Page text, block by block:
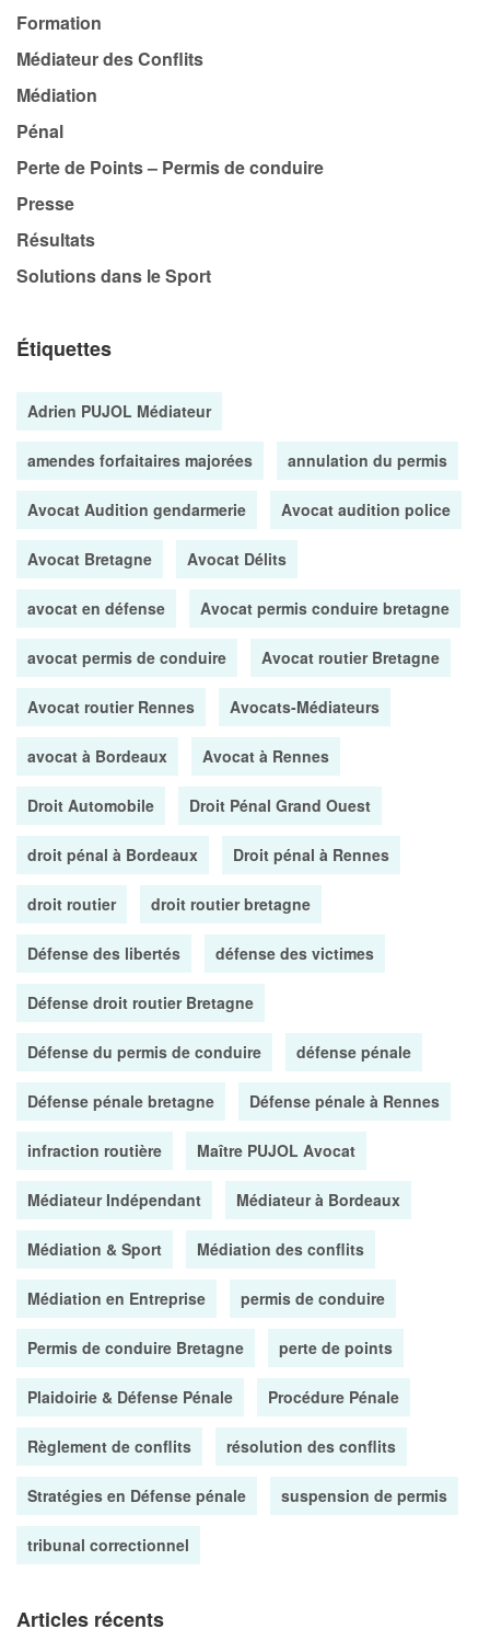
Formation
Médiateur des Conflits
Médiation
Pénal
Perte de Points – Permis de conduire
Presse
Résultats
Solutions dans le Sport
Étiquettes
Adrien PUJOL Médiateur
amendes forfaitaires majorées annulation du permis
Avocat Audition gendarmerie Avocat audition police
Avocat Bretagne Avocat Délits
avocat en défense Avocat permis conduire bretagne
avocat permis de conduire Avocat routier Bretagne
Avocat routier Rennes Avocats-Médiateurs
avocat à Bordeaux Avocat à Rennes
Droit Automobile Droit Pénal Grand Ouest
droit pénal à Bordeaux Droit pénal à Rennes
droit routier droit routier bretagne
Défense des libertés défense des victimes
Défense droit routier Bretagne
Défense du permis de conduire défense pénale
Défense pénale bretagne Défense pénale à Rennes
infraction routière Maître PUJOL Avocat
Médiateur Indépendant Médiateur à Bordeaux
Médiation & Sport Médiation des conflits
Médiation en Entreprise permis de conduire
Permis de conduire Bretagne perte de points
Plaidoirie & Défense Pénale Procédure Pénale
Règlement de conflits résolution des conflits
Stratégies en Défense pénale suspension de permis
tribunal correctionnel
Articles récents